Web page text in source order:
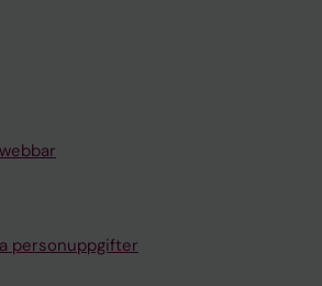
personuppgifter